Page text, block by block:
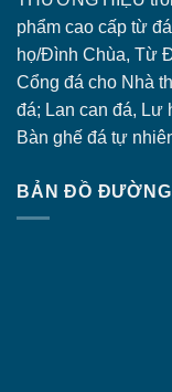
phẩm cao cấp từ
họ/Đình Chùa, Từ
Cổng đá cho Nhà
đá; Lan can đá, Lư
Bàn ghế đá tự
BẢN ĐỒ ĐƯỜNG